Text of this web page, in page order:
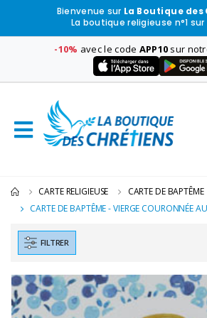
Bienvenue sur La Boutique
La boutique religieuse n°1
-10% avec le code APP10 sur
CARTE RELIGIEUSE
CARTE DE BAPTÊME
CARTE DE BAPTÊME - VIERGE COURONNÉE
FILTRER